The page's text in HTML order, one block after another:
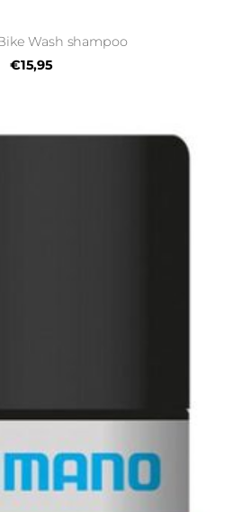
Wash shampoo
€15,95